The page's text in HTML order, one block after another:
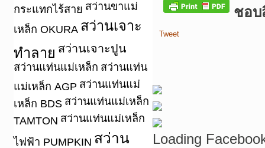
กระแทกไร้สาย สว่านขาแม่
เหล็ก OKURA สว่านเจาะ
ทำลาย สว่านเจาะปูน
สว่านแท่นแม่เหล็ก สว่านแท่น
แม่เหล็ก AGP สว่านแท่นแม่
เหล็ก BDS สว่านแท่นแม่เหล็ก
TAMTON สว่านแท่นแม่เหล็ก
ไฟฟ้า PUMPKIN สว่าน
ชอบ
Tweet
Loading